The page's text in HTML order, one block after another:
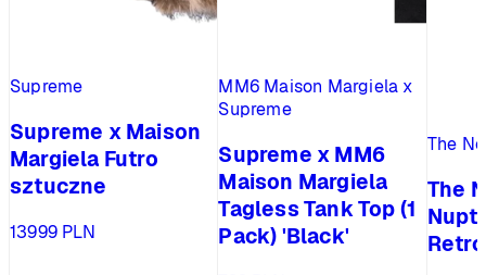
Supreme
Supreme x Maison
Margiela Futro
sztuczne
13999 PLN
MM6 Maison Margiela x
Supreme
Supreme x MM6
Maison Margiela
Tagless Tank Top (1
Pack) 'Black'
The
The